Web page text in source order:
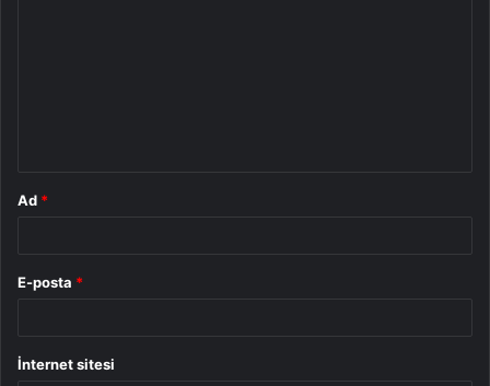
Ad *
E-posta *
İnternet sitesi